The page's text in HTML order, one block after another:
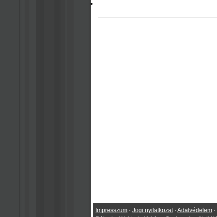
Impresszum ·Jogi nyilatkozat ·Adatvédelem ·